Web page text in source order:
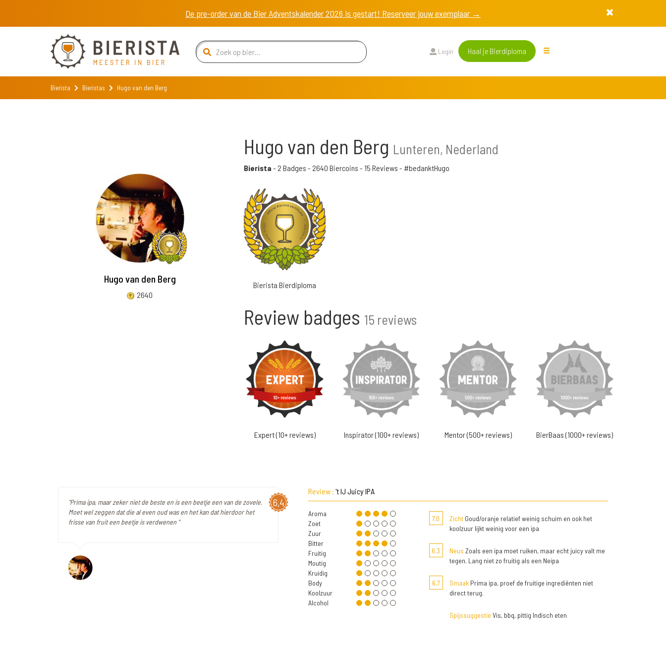
De pre-order van de Bier Adventskalender 2026 is gestart! Reserveer jouw exemplaar →
Login Haal je Bierdiploma
Bierista Bieristas Hugo van den Berg
Hugo van den Berg
2640
Hugo van den Berg Lunteren, Nederland
Bierista - 2 Badges - 2640 Biercoins - 15 Reviews - #bedanktHugo
Bierista Bierdiploma
Review badges 15 reviews
Expert (10+ reviews) Inspirator (100+ reviews) Mentor (500+ reviews) BierBaas (1000+ reviews)
6,4
"Prima ipa, maar zeker niet de beste en is een beetje een van de zovele.
Moet wel zeggen dat die al even oud was en het kan dat hierdoor het
frisse van fruit een beetje is verdwenen "
Review : 't IJ Juicy IPA
Aroma
Zoet
Zuur
Bitter
Fruitig
Moutig
Kruidig
Body
Koolzuur
Alcohol
7,0 ZichtGoud/oranje relatief weinig schuim en ook het
koolzuur lijkt weinig voor een ipa
6,3 Neus Zoals een ipa moet ruiken, maar echt juicy valt me
tegen. Lang niet zo fruitig als een Neipa
6,7 SmaakPrima ipa, proef de fruitige ingrediënten niet
direct terug.
Spijssuggestie Vis, bbq, pittig Indisch eten